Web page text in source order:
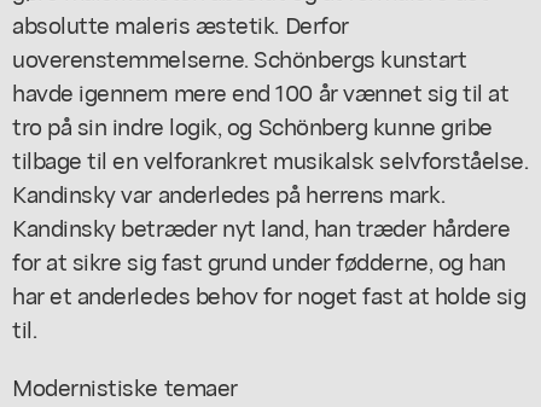
absolutte maleris æstetik. Derfor
uoverenstemmelserne. Schönbergs kunstart
havde igennem mere end 100 år vænnet sig til at
tro på sin indre logik, og Schönberg kunne gribe
tilbage til en velforankret musikalsk selvforståelse.
Kandinsky var anderledes på herrens mark.
Kandinsky betræder nyt land, han træder hårdere
for at sikre sig fast grund under fødderne, og han
har et anderledes behov for noget fast at holde sig
til.
Modernistiske temaer